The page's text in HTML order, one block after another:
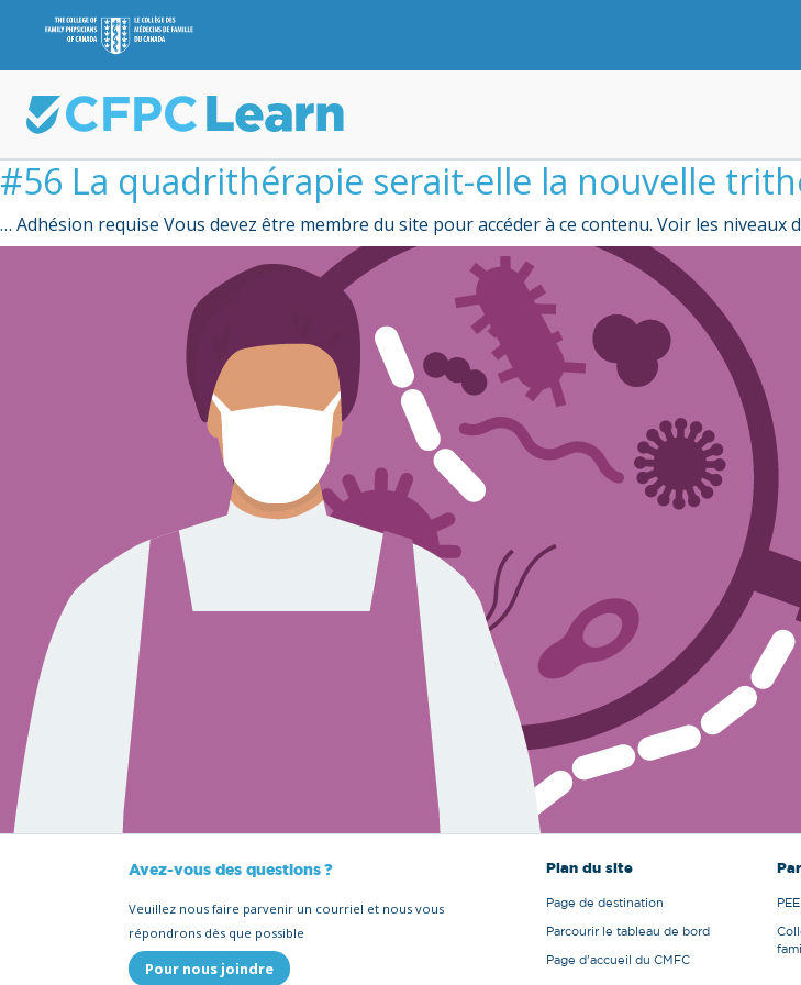
#56 La quadrithérapie serait-elle la nouvelle
… Adhésion requise Vous devez être membre du site pour accéder à ce contenu. Voir les niveaux
Avez-vous des questions ?
Veuillez nous faire parvenir un courriel et nous vous
répondrons dès que possible
Pour nous joindre
Plan du site
Page de destination
Parcourir le tableau de bord
Page d'accueil du CMFC